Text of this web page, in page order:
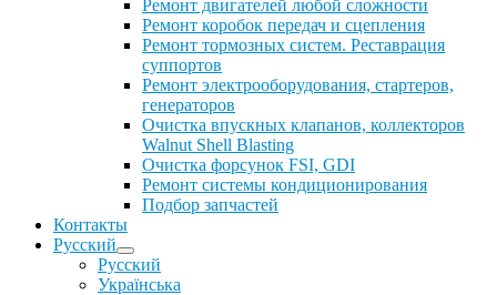
Ремонт двигателей любой сложности
Ремонт коробок передач и сцепления
Ремонт тормозных систем. Реставрация
суппортов
Ремонт электрооборудования, стартеров,
генераторов
Очистка впускных клапанов, коллекторов
Walnut Shell Blasting
Очистка форсунок FSI, GDI
Ремонт системы кондиционирования
Подбор запчастей
Контакты
Русский
Русский
Українська